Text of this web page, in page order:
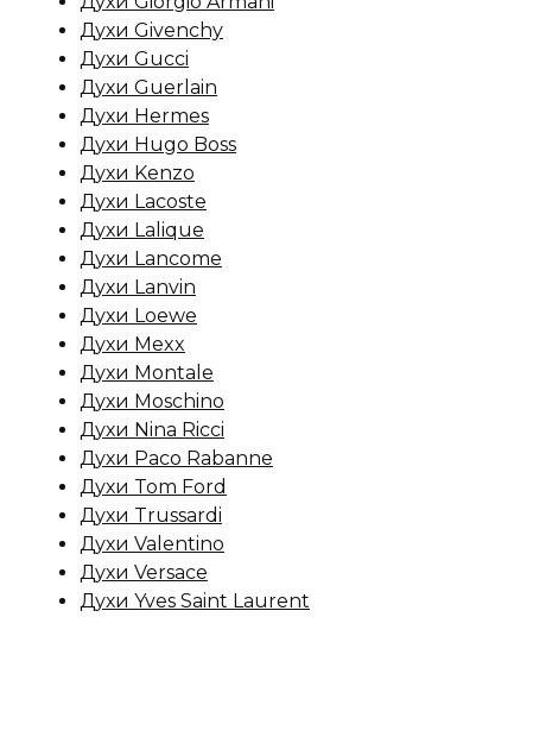
Духи Givenchy
Духи Gucci
Духи Guerlain
Духи Hermes
Духи Hugo Boss
Духи Kenzo
Духи Lacoste
Духи Lalique
Духи Lancome
Духи Lanvin
Духи Loewe
Духи Mexx
Духи Montale
Духи Moschino
Духи Nina Ricci
Духи Paco Rabanne
Духи Tom Ford
Духи Trussardi
Духи Valentino
Духи Versace
Духи Yves Saint Laurent